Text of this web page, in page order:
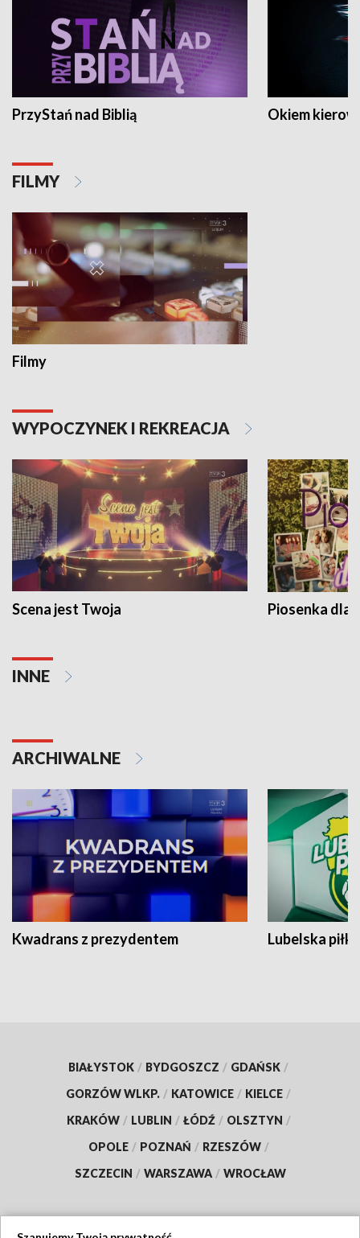
PrzyStań nad Biblią Okiem
FILMY
Filmy
WYPOCZYNEK I REKREACJA
Scena jest Twoja Piosenka dla
INNE
ARCHIWALNE
Kwadrans z prezydentem Lubelska piłka
BIAŁYSTOK / BYDGOSZCZ / GDAŃSK /
GORZÓW WLKP. / KATOWICE / KIELCE /
KRAKÓW / LUBLIN / ŁÓDŹ / OLSZTYN /
OPOLE / POZNAŃ / RZESZÓW /
SZCZECIN / WARSZAWA / WROCŁAW